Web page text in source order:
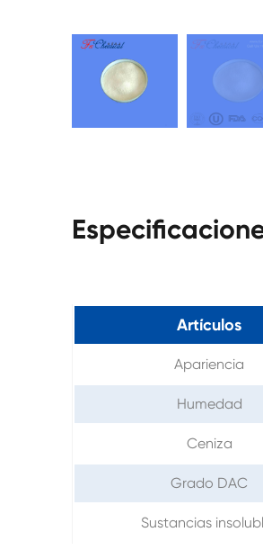
Artículos
Apariencia
Humedad
Ceniza
Grado DAC
Sustancias